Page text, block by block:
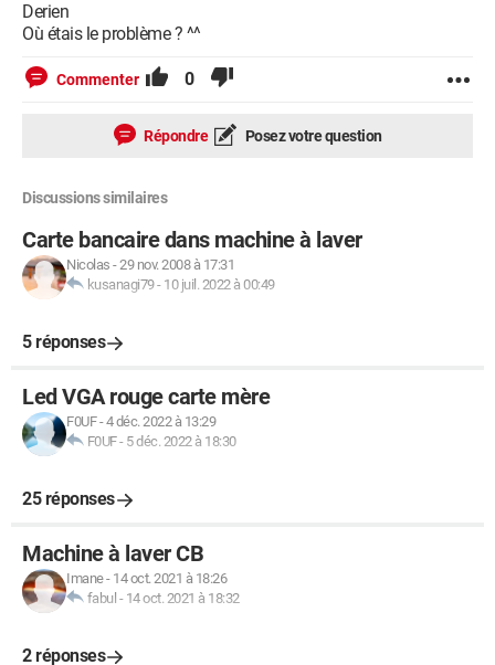
Derien
Où étais le problème ? ^^
Commenter 0
Répondre Posez votre question
Discussions similaires
Carte bancaire dans machine à laver
Nicolas -29 nov. 2008 à 17:31
kusanagi79- 10 juil. 2022 à 00:49
5 réponses
Led VGA rouge carte mère
F0UF-4 déc. 2022 à 13:29
F0UF- 5 déc. 2022 à 18:30
25 réponses
Machine à laver CB
Imane- 14 oct. 2021 à 18:26
fabul - 14 oct. 2021 à 18:32
2 réponses